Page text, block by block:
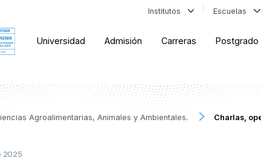
Institutos Escuelas
Universidad Admisión Carreras Postgrado
Agroalimentarias, Animales y Ambientales. Charlas,
2025